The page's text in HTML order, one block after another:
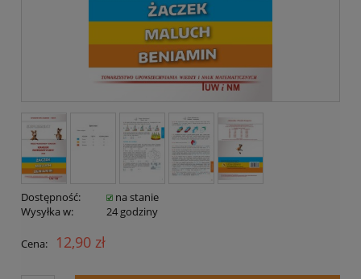
Dostępność:
na stanie
Wysyłka w:
24 godziny
Cena: 12,90 zł